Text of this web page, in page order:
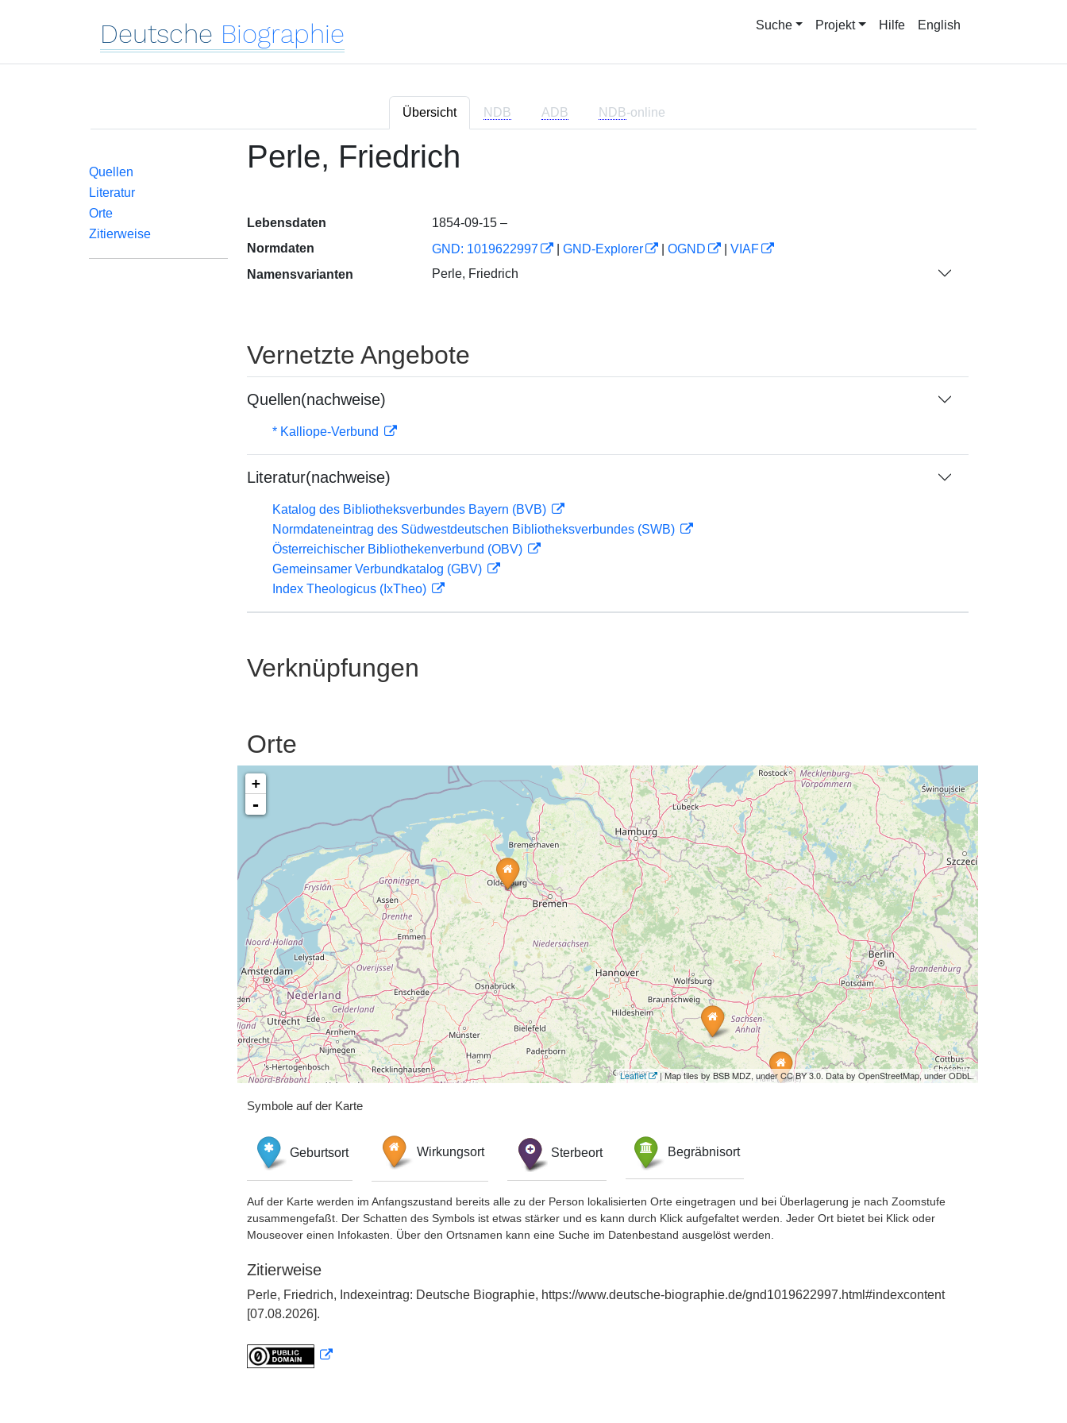
Deutsche Biographie Suche Projekt Hilfe English
Übersicht NDB ADB NDB-online
Quellen
Literatur
Orte
Zitierweise
Perle, Friedrich
Lebensdaten
1854-09-15 –
Normdaten
GND: 1019622997 GND-Explorer OGND
VIAF
Namensvarianten
Perle, Friedrich
Vernetzte Angebote
Quellen(nachweise)
* Kalliope-Verbund
Literatur(nachweise)
Katalog des Bibliotheksverbundes Bayern (BVB)
Normdateneintrag des Südwestdeutschen Bibliotheksverbundes (SWB)
Österreichischer Bibliothekenverbund (OBV)
Gemeinsamer Verbundkatalog (GBV)
Index Theologicus (IxTheo)
Verknüpfungen
Orte
+
-
Leaflet | Map tiles by BSB MDZ, under CC BY 3.0. Data by OpenStreetMap, under ODbL.
Symbole auf der Karte
Geburtsort Wirkungsort Sterbeort Begräbnisort
Auf der Karte werden im Anfangszustand bereits alle zu der Person lokalisierten Orte eingetragen und bei Überlagerung je nach Zoomstufe
zusammengefaßt. Der Schatten des Symbols ist etwas stärker und es kann durch Klick aufgefaltet werden. Jeder Ort bietet bei Klick oder
Mouseover einen Infokasten. Über den Ortsnamen kann eine Suche im Datenbestand ausgelöst werden.
Zitierweise
Perle, Friedrich, Indexeintrag: Deutsche Biographie, https://www.deutsche-biographie.de/gnd1019622997.html#indexcontent
[07.08.2026].